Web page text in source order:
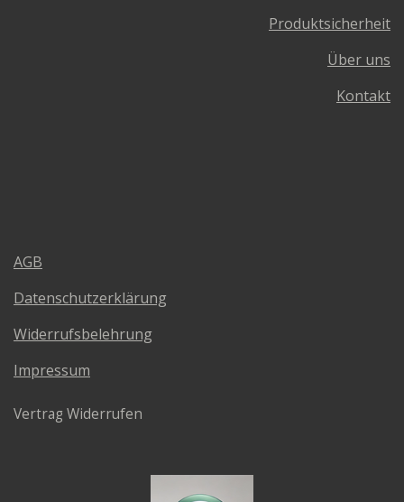
Produktsicherheit
Über uns
Kontakt
AGB
Datenschutzerklärung
Widerrufsbelehrung
Impressum
Vertrag Widerrufen